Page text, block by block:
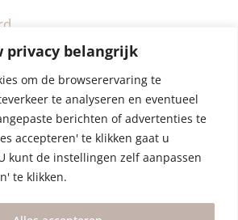
privacy belangrijk
om de browserervaring te
te analyseren en eventueel
berichten of advertenties te
accepteren' te klikken gaat u
kunt de instellingen zelf aanpassen
te klikken.
& verzendkosten
Policy
Voorwaarden